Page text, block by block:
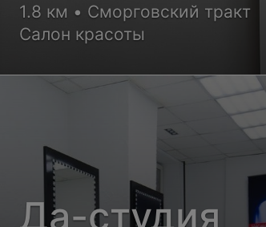
1.8 км • Сморговский тракт
Салон красоты
Да-студия